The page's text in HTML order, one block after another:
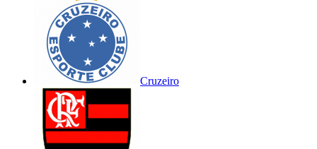
Cruzeiro